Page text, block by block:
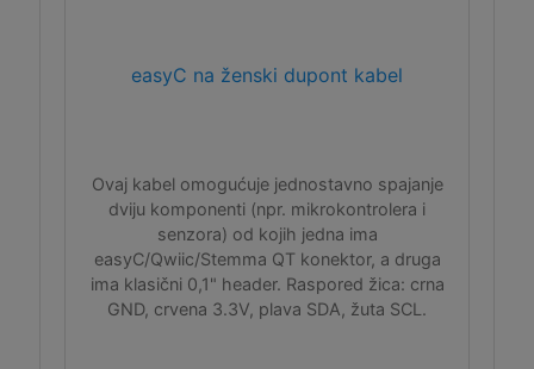
easyC na ženski dupont kabel
Ovaj kabel omogućuje jednostavno spajanje
dviju komponenti (npr. mikrokontrolera i
senzora) od kojih jedna ima
easyC/Qwiic/Stemma QT konektor, a druga
ima klasični 0,1" header. Raspored žica: crna
GND, crvena 3.3V, plava SDA, žuta SCL.